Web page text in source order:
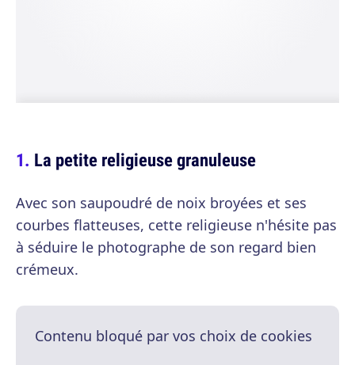
La petite religieuse granuleuse
Avec son saupoudré de noix broyées et ses
courbes flatteuses, cette religieuse n'hésite pas
à séduire le photographe de son regard bien
crémeux.
Contenu bloqué par vos choix de cookies